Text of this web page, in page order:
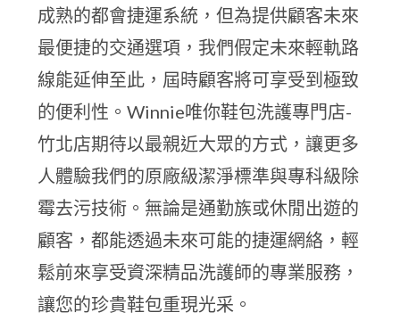
成熟的都會捷運系統，但為提供顧客未來
最便捷的交通選項，我們假定未來輕軌路
線能延伸至此，屆時顧客將可享受到極致
的便利性。Winnie唯你鞋包洗護專門店-
竹北店期待以最親近大眾的方式，讓更多
人體驗我們的原廠級潔淨標準與專科級除
霉去污技術。無論是通勤族或休閒出遊的
顧客，都能透過未來可能的捷運網絡，輕
鬆前來享受資深精品洗護師的專業服務，
讓您的珍貴鞋包重現光采。